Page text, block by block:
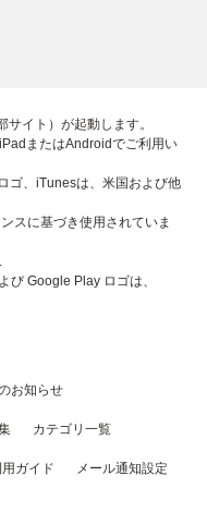
イト）が起動します。
またはAndroidでご利用い
ゴ、iTunesは、米国および他
スに基づき使用されていま
び Google Play ロゴは、
お知らせ
カテゴリ一覧
ガイド メール通知設定